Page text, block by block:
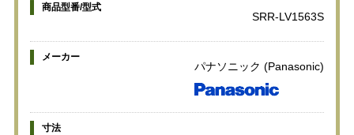
商品型番/型式
SRR-LV1563S
メーカー
パナソニック (Panasonic)
寸法